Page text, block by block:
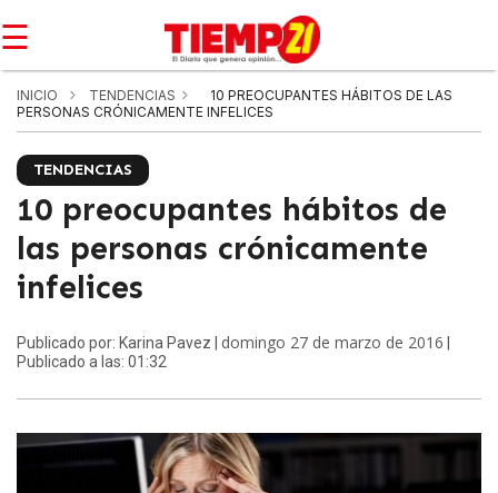
☰
INICIO TENDENCIAS
10 PREOCUPANTES HÁBITOS DE LAS
PERSONAS CRÓNICAMENTE INFELICES
TENDENCIAS
10 preocupantes hábitos de
las personas crónicamente
infelices
Publicado por: Karina Pavez | domingo 27 de marzo de 2016
Publicado a las: 01:32